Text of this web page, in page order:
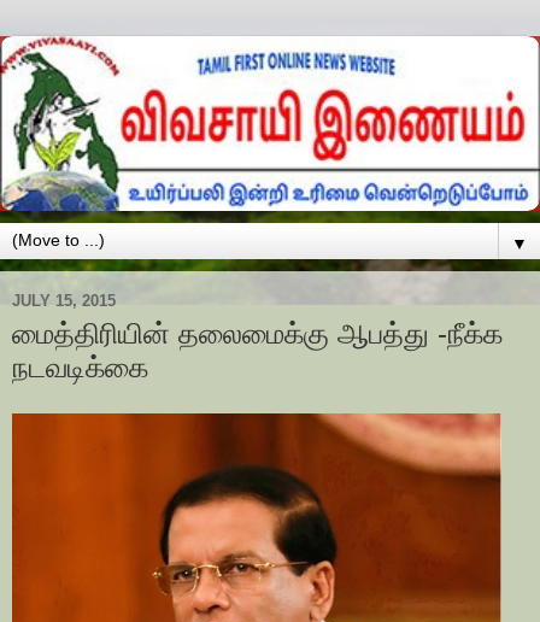
▼
JULY 15, 2015
மைத்திரியின் தலைமைக்கு ஆபத்து -நீக்க
நடவடிக்கை